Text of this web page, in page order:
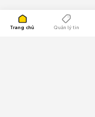
Trang chủ Quản lý tin